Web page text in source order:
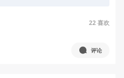
22喜欢
评论